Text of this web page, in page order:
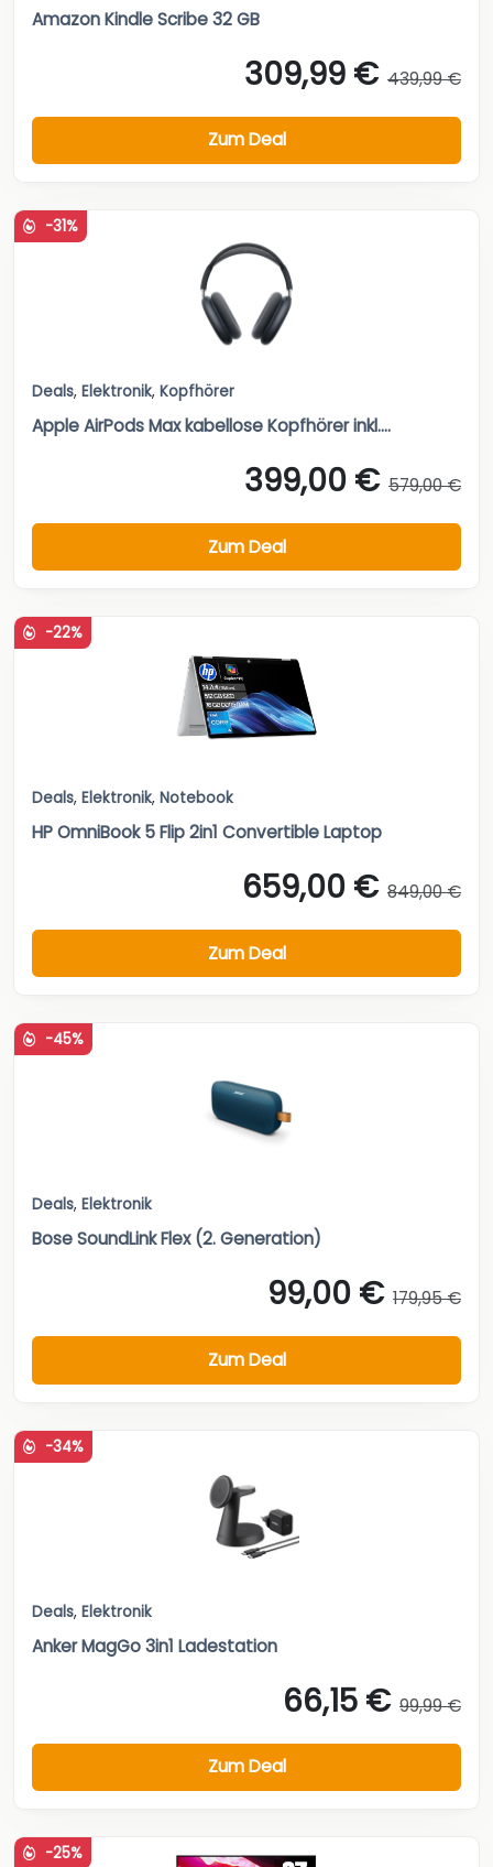
Amazon Kindle Scribe 32 GB
309,99 € 439,99 €
Zum Deal
-31%
Deals, Elektronik, Kopfhörer
Apple AirPods Max kabellose Kopfhörer inkl....
399,00 € 579,00 €
Zum Deal
-22%
Deals, Elektronik, Notebook
HP OmniBook 5 Flip 2in1 Convertible Laptop
659,00 € 849,00 €
Zum Deal
-45%
Deals, Elektronik
Bose SoundLink Flex (2. Generation)
99,00 € 179,95 €
Zum Deal
-34%
Deals, Elektronik
Anker MagGo 3in1 Ladestation
66,15 € 99,99 €
Zum Deal
-25%